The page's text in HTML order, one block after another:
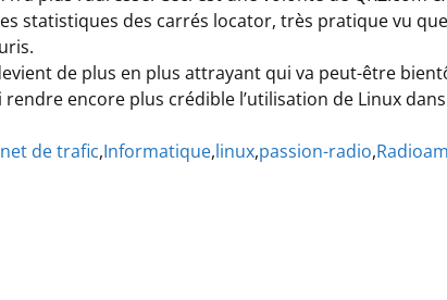
statistiques des carrés locator, très pratique vu
de plus en plus attrayant qui va peut-être
rendre encore plus crédible l’utilisation de Linux
de trafic,Informatique,linux,passion-radio,